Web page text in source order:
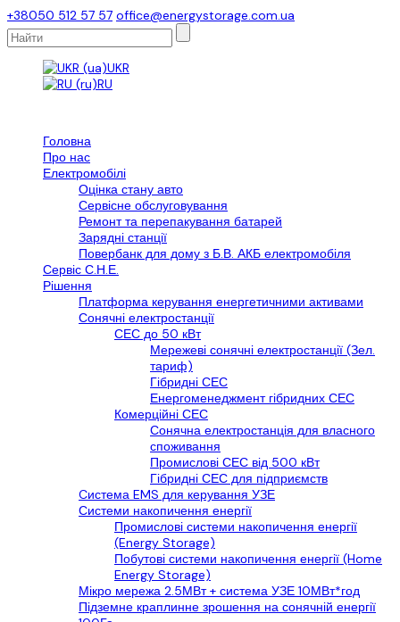
+38050 512 57 57 office@energystorage.com.ua
UKR
RU
Головна
Про нас
Електромобілі
Оцінка стану авто
Сервісне обслуговування
Ремонт та перепакування батарей
Зарядні станції
Повербанк для дому з Б.В. АКБ електромобіля
Сервіс С.Н.Е.
Рішення
Платформа керування енергетичними активами
Сонячні електростанції
СЕС до 50 кВт
Мережеві сонячні електростанції (Зел.
тариф)
Гібридні СЕС
Енергоменеджмент гібридних СЕС
Комерційні СЕС
Сонячна електростанція для власного
споживання
Промислові СЕС від 500 кВт
Гібридні СЕС для підприємств
Cистема EMS для керування УЗЕ
Системи накопичення енергії
Промислові системи накопичення енергії
(Energy Storage)
Побутові системи накопичення енергії (Home
Energy Storage)
Мікро мережа 2.5МВт + система УЗЕ 10МВт*год
Підземне краплинне зрошення на сонячній енергії